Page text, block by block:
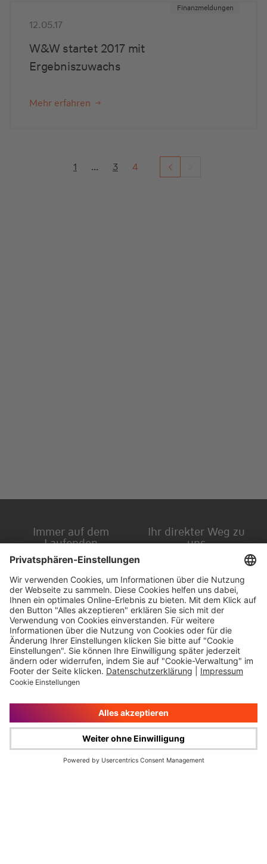
Finanzmeldungen
12.05.17
W&W startet 2017 mit
Ergebniszuwachs
Mehr erfahren
1 ... 3 4
Immer auf dem
Laufenden
Hauptversammlung
Finanzkalender
IR-Newsletter
Ihr direkter Weg zu
uns
Karriere
DE/EN